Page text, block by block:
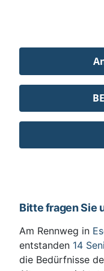
Bitte fragen Sie
Am Rennweg in
entstanden 14
die Bedürfnisse